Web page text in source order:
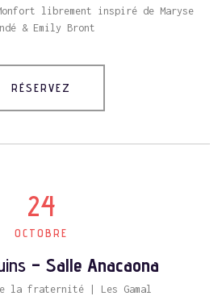
librement inspiré de Maryse
& Emily Bront
RÉSERVEZ
24
OCTOBRE
– Salle Anacaona
la fraternité | Les Gamal